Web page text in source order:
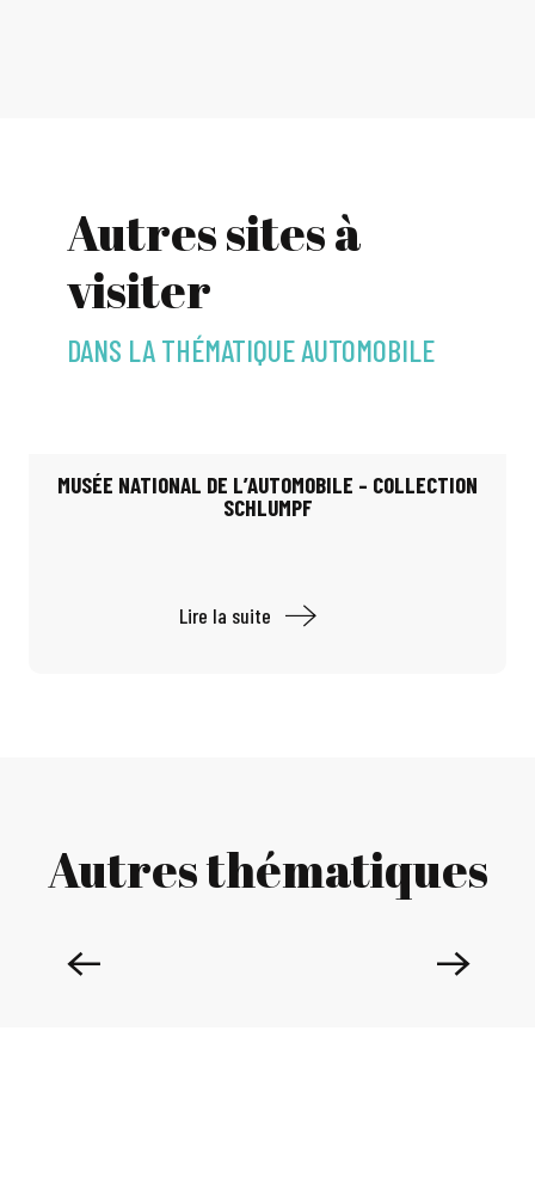
Autres sites à
visiter
DANS LA THÉMATIQUE AUTOMOBILE
MUSÉE NATIONAL DE L’AUTOMOBILE – COLLECTION
SCHLUMPF
Lire la suite
Autres thématiques